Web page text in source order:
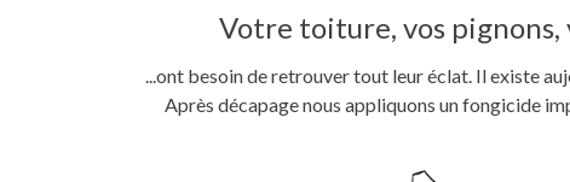
Votre toiture, vos pignons,
...ont besoin de retrouver tout leur éclat. Il existe
Après décapage nous appliquons un fongicide